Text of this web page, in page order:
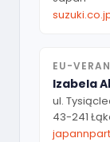
EU-
Izabela
ul.
43-241